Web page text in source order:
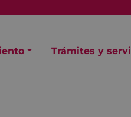
Trámites y